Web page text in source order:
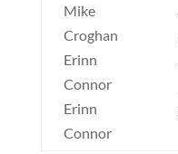
Mike
Croghan
Erinn
Connor
Erinn
Connor